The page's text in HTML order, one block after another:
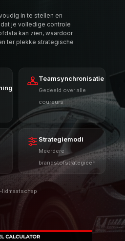
in te stellen en
je volledige controle
kan zien, waardoor
ter plekke strategische
Teamsynchronisatie
Gedeeld over alle
coureurs
Strategiemodi
Meerdere
brandstofstrategieën